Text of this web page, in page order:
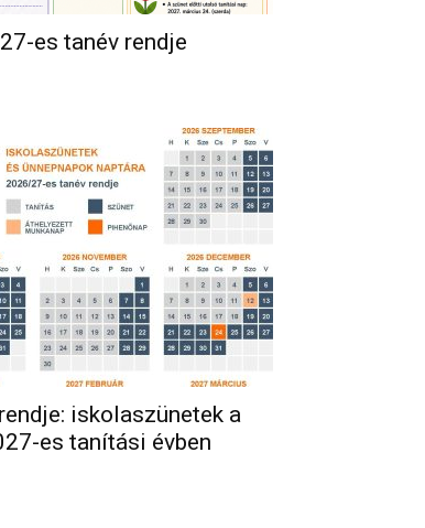
es tanév rendje
iskolaszünetek a
es tanítási évben